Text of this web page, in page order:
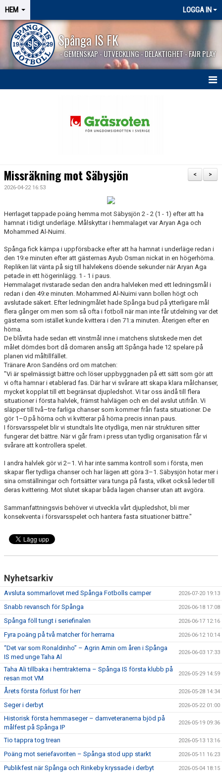
HEM LOGGA IN
Spånga IS FK
- GEMENSKAP - UTVECKLING - DELAKTIGHET - FAIR PLAY
>
<
Missräkning mot Säbysjön
2026-04-22 16:53
Herrlaget tappade poäng hemma mot Säbysjön 2 - 2 (1 - 1) efter att ha
hamnat i tidigt underläge. Målskyttar i hemmalaget var Aryan Aga och
Mohammed Al-Nuimi.
Spånga fick kämpa i uppförsbacke efter att ha hamnat i underläge redan i
den 19:e minuten efter att gästernas Ayub Osman nickat in en högerhörna.
Repliken lät vänta på sig till halvlekens döende sekunder när Aryan Aga
petade in ett högerinlägg. 1 - 1 i paus.
Hemmalaget rivstarade sedan den andra halvleken med ett ledningsmål i
redan i den 49:e minuten. Mohammed Al-Nuimi vann bollen högt och
avslutade säkert. Efter ledningmålet hade Spånga bud på ytterligare mål
flera gånger om men som så ofta i fotboll när man inte får utdelning var det
gästerna som istället kunde kvittera i den 71:a minuten. Återigen efter en
hörna.
De blåvita hade sedan ett vinstmål inne i matchens slutskede men det
målet dömdes bort då domaren ansåg att Spånga hade 12 spelare på
planen vid måltillfället.
Tränare Aron Sandéns ord om matchen:
"Vi är spelmässigt bättre och löser uppbyggnaden på ett sätt som gör att
vi ofta hamnar i etablerad fas. Där har vi svårare att skapa klara målchanser,
mycket kopplat till ett begränsat djupledshot. Vi tar oss ändå till flera
situationer i första halvlek, främst halvlägen och en del avslut utifrån. Vi
släpper till två–tre farliga chanser som kommer från fasta situationer. De
gör 1–0 på hörna och vi kvitterar på hörna precis innan paus.
I försvarsspelet blir vi stundtals lite otydliga, men när strukturen sitter
fungerar det bättre. När vi går fram i press utan tydlig organisation får vi
svårare att kontrollera spelet.
I andra halvlek gör vi 2–1. Vi har inte samma kontroll som i första, men
skapar fler tydliga chanser och har lägen att göra 3–1. Säbysjön hotar mer i
sina omställningar och fortsätter vara tunga på fasta, vilket också leder till
deras kvittering. Mot slutet skapar båda lagen chanser utan att avgöra.
Sammanfattningsvis behöver vi utveckla vårt djupledshot, bli mer
konsekventa i försvarsspelet och hantera fasta situationer bättre."
Nyhetsarkiv
Avsluta sommarlovet med Spånga Fotbolls camper 2026-07-20 19:13
Snabb revansch för Spånga 2026-06-18 17:08
Spånga föll tungt i seriefinalen 2026-06-17 12:16
Fyra poäng på två matcher för herrarna 2026-06-12 10:14
“Det var som Ronaldinho” – Agrin Amin om åren i Spånga
IS med unge Taha Al
2026-06-03 17:33
Taha Ali tillbaka i hemtrakterna – Spånga IS första klubb på
resan mot VM
2026-05-29 14:59
Årets första förlust för herr 2026-05-28 14:34
Seger i derbyt 2026-05-22 01:00
Historisk första hemmaseger – damveteranerna bjöd på
målfest på Spånga IP
2026-05-19 09:36
Tio tappra tog trean 2026-05-13 13:16
Poäng mot seriefavoriten – Spånga stod upp starkt 2026-05-11 16:23
Publikfest när Spånga och Rinkeby kryssade i derbyt 2026-05-04 18:15